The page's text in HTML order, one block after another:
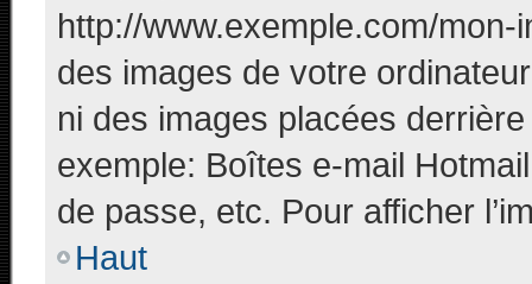
http://www.exemple.com/
des images de votre
ni des images placées
exemple: Boîtes e-mail
de passe, etc. Pour afficher
Haut